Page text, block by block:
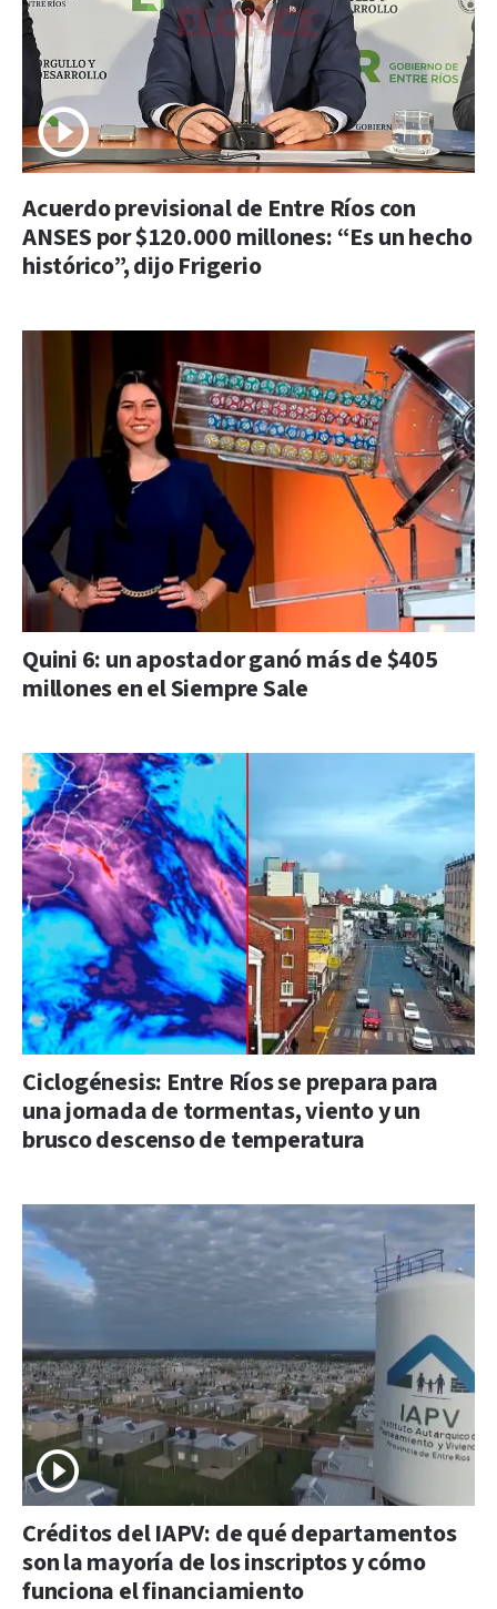
Acuerdo previsional de Entre Ríos con
ANSES por $120.000 millones: “Es un hecho
histórico”, dijo Frigerio
Quini 6: un apostador ganó más de $405
millones en el Siempre Sale
Ciclogénesis: Entre Ríos se prepara para
una jornada de tormentas, viento y un
brusco descenso de temperatura
Créditos del IAPV: de qué departamentos
son la mayoría de los inscriptos y cómo
funciona el financiamiento